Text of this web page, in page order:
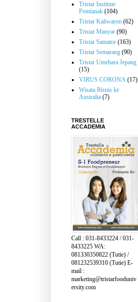
Tristar Institute
Pontianak (104)
Tristar Kaliwaron (62)
Tristar Manyar (90)
Tristar Samator (163)
Tristar Semarang (90)
Tristar Umehara Jepang
(15)
VIRUS CORONA (17)
Wisata Bisnis ke
Australia (7)
TRESTELLE
ACCADEMIA
Call : 031-8433224 / 031-
8433225 WA:
081330350822 (Tutie) /
081232539310 (Tutie) E-
mail :
marketing@tristarfooduniv
ersity.com